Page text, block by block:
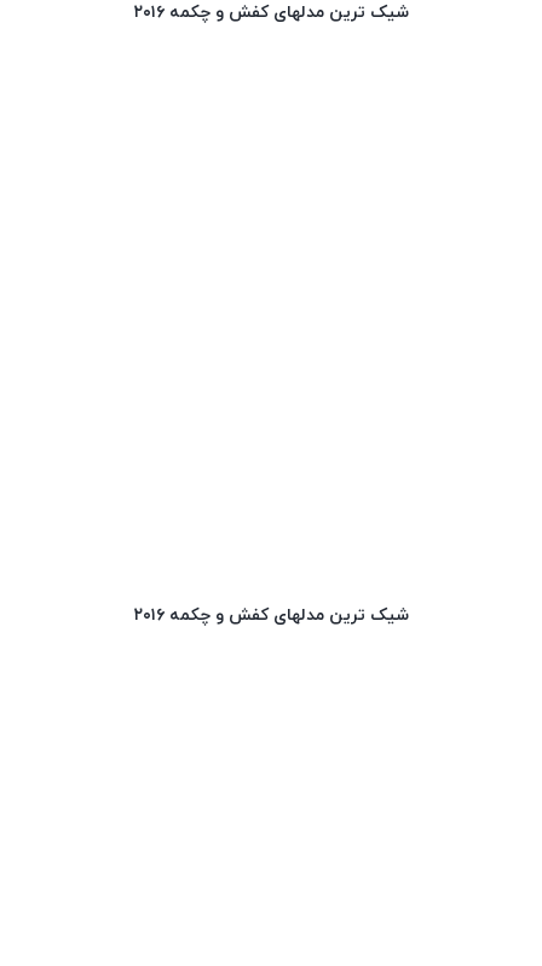
شیک ترین مدلهای کفش و چکمه ۲۰۱۶
شیک ترین مدلهای کفش و چکمه ۲۰۱۶